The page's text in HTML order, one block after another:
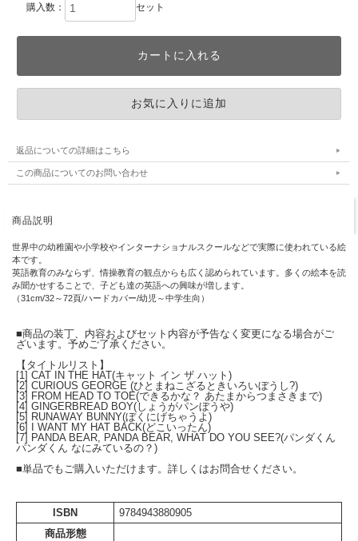
購入数： セット
返品についての詳細はこちら
この商品についてのお問い合わせ
商品説明
世界中の幼稚園や小学校やインターナショナルスクールなどで実際に使われている絵
本です。
英語教育のみならず、情操教育の観点からも広く認められています。多くの絵本を読
み聞かせすることで、子ども達の英語への興味が増します。
（31cm/32～72頁/ハードカバー/幼児～中学生向）
■商品の装丁、内容およびセット内容が予告なく変更になる場合がご
ざいます。予めご了承ください。
【タイトルリスト】
[1] CAT IN THE HAT(キャット イン ザ ハット)
[2] CURIOUS GEORGE (ひとまねこざるときいろいぼうし?)
[3] FROM HEAD TO TOE(できるかな？ あたまからつまさきまで)
[4] GINGERBREAD BOY(しょうがパンぼうや)
[5] RUNAWAY BUNNY(ぼくにげちゃうよ)
[6] I WANT MY HAT BACK(どこいったん)
[7] PANDA BEAR, PANDA BEAR, WHAT DO YOU SEE?(パンダくん
パンダくん なにみているの？)
■単品でもご購入いただけます。詳しくはお問合せください。
ISBN
9784943880905
商品形態